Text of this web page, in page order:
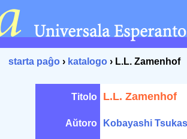
starta paĝo › katalogo › L.L. Zamenhof
Titolo L.L. Zamenhof
Aŭtoro Kobayashi